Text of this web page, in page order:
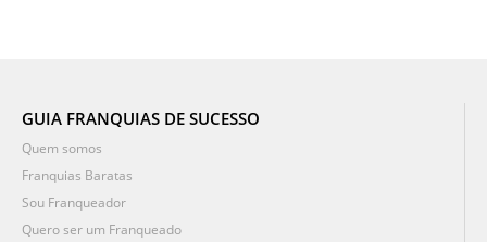
GUIA FRANQUIAS DE SUCESSO
Quem somos
Franquias Baratas
Sou Franqueador
Quero ser um Franqueado